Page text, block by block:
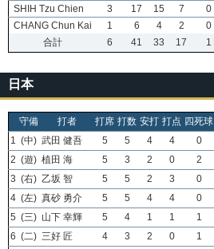
SHIH Tzu Chien
3 17 15 7 0
CHANG Chun Kai
1 6 4 2 0
合計
6 41 33 17 1
日本
守備 打者 打席 打数 安打 打点 四死球
1 (中) 武田 健吾 5 5 4 4 0
2 (遊) 植田 海 5 3 2 0 2
3 (右) 乙坂 智 5 5 2 3 0
4 (左) 真砂 勇介 5 5 4 4 0
5 (三) 山下 幸輝 5 4 1 1 1
6 (二) 三好 匠 4 3 2 0 1